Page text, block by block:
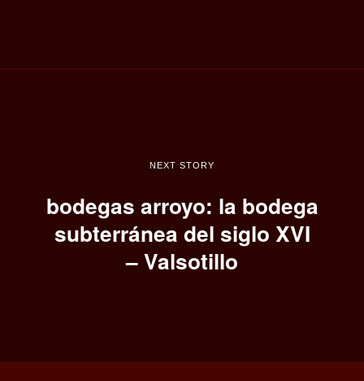
NEXT STORY
bodegas arroyo: la bodega
subterránea del siglo XVI
– Valsotillo